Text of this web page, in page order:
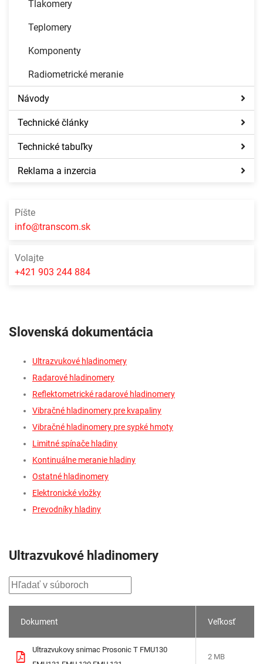
Tlakomery
Teplomery
Komponenty
Radiometrické meranie
Návody
Technické články
Technické tabuľky
Reklama a inzercia
Píšte
info@transcom.sk
Volajte
+421 903 244 884
Slovenská dokumentácia
Ultrazvukové hladinomery
Radarové hladinomery
Reflektometrické radarové hladinomery
Vibračné hladinomery pre kvapaliny
Vibračné hladinomery pre sypké hmoty
Limitné spínače hladiny
Kontinuálne meranie hladiny
Ostatné hladinomery
Elektronické vložky
Prevodníky hladiny
Ultrazvukové hladinomery
Dokument Veľkosť
Ultrazvukovy snimac Prosonic T FMU130
2 MB